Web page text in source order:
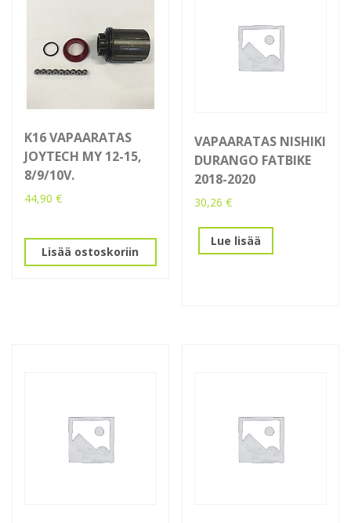
K16 VAPAARATAS
JOYTECH MY 12-15,
8/9/10V.
44,90 €
Lisää ostoskoriin
VAPAARATAS NISHIKI
DURANGO FATBIKE
2018-2020
30,26€
Lue lisää